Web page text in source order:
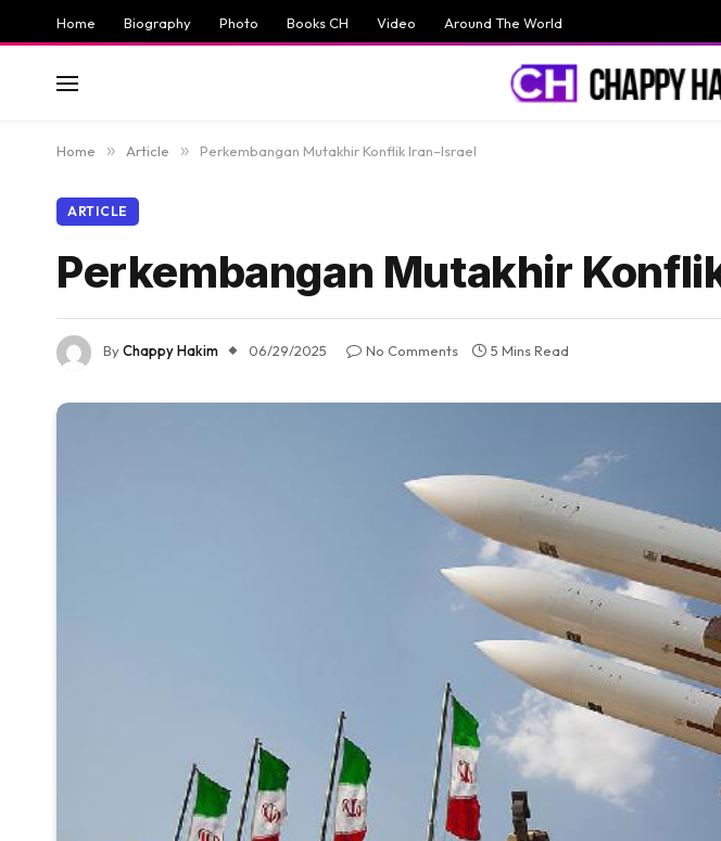
Home Biography Photo Books CH Video Around The World
Home » Article » Perkembangan Mutakhir Konflik Iran–Israel
ARTICLE
Perkembangan Mutakhir
ByChappy Hakim 06/29/2025 No Comments 5 Mins Read